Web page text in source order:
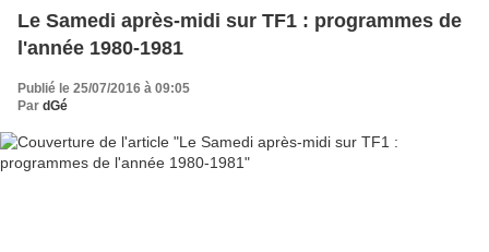
Le Samedi après-midi sur TF1 : programmes de
l'année 1980-1981
Publié le 25/07/2016 à 09:05
Par dGé